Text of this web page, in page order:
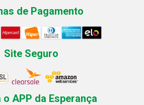
de Pagamento
Site Seguro
o APP da Esperança